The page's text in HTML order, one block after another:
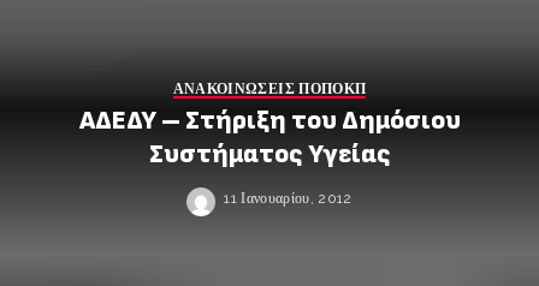
ΑΝΑΚΟΙΝΩΣΕΙΣ ΠΟΠΟΚΠ
ΑΔΕΔΥ – Στήριξη του Δημόσιου
Συστήματος Υγείας
11 Ιανουαρίου, 2012